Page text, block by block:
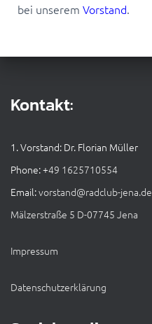
bei unserem Vorstand.
Kontakt:
1. Vorstand: Dr. Florian Müller
Phone: +49 1625710554
Email:vorstand@radclub-jena.de
Mälzerstraße 5 D-07745 Jena
Impressum
Datenschutzerklärung